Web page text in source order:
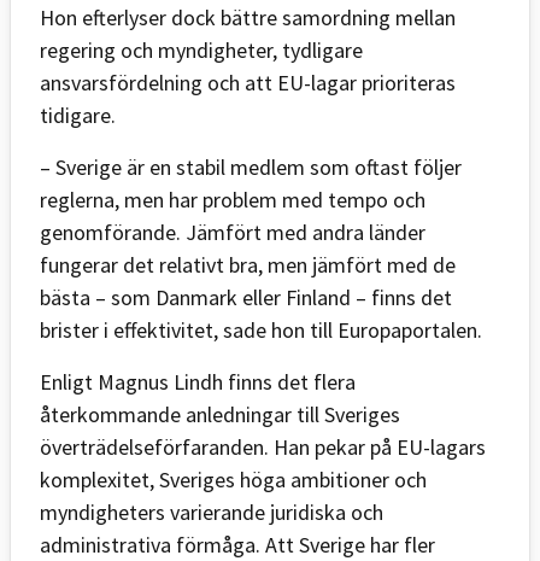
Hon efterlyser dock bättre samordning mellan
regering och myndigheter, tydligare
ansvarsfördelning och att EU-lagar prioriteras
tidigare.
– Sverige är en stabil medlem som oftast följer
reglerna, men har problem med tempo och
genomförande. Jämfört med andra länder
fungerar det relativt bra, men jämfört med de
bästa – som Danmark eller Finland – finns det
brister i effektivitet, sade hon till Europaportalen.
Enligt Magnus Lindh finns det flera
återkommande anledningar till Sveriges
överträdelseförfaranden. Han pekar på EU-lagars
komplexitet, Sveriges höga ambitioner och
myndigheters varierande juridiska och
administrativa förmåga. Att Sverige har fler